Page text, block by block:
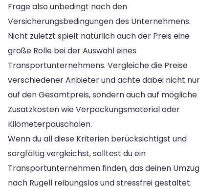
Frage also unbedingt nach den
Versicherungsbedingungen des Unternehmens.
Nicht zuletzt spielt natürlich auch der Preis eine
große Rolle bei der Auswahl eines
Transportunternehmens. Vergleiche die Preise
verschiedener Anbieter und achte dabei nicht nur
auf den Gesamtpreis, sondern auch auf mögliche
Zusatzkosten wie Verpackungsmaterial oder
Kilometerpauschalen.
Wenn du all diese Kriterien berücksichtigst und
sorgfältig vergleichst, solltest du ein
Transportunternehmen finden, das deinen Umzug
nach Rugell reibungslos und stressfrei gestaltet.